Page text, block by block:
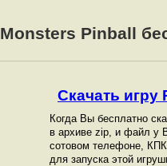
Pinball
Скачать игру
Когда Вы бесплатно
в архиве zip, и файл у
сотовом телефоне,
для запуска этой